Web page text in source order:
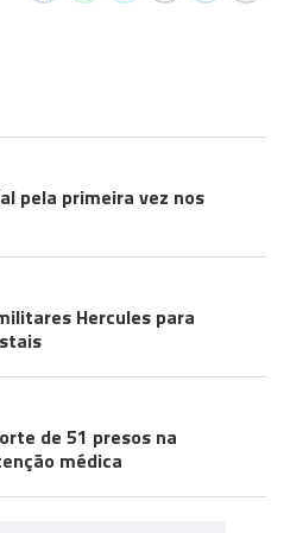
pela primeira vez nos
Hercules para
de 51 presos na
médica